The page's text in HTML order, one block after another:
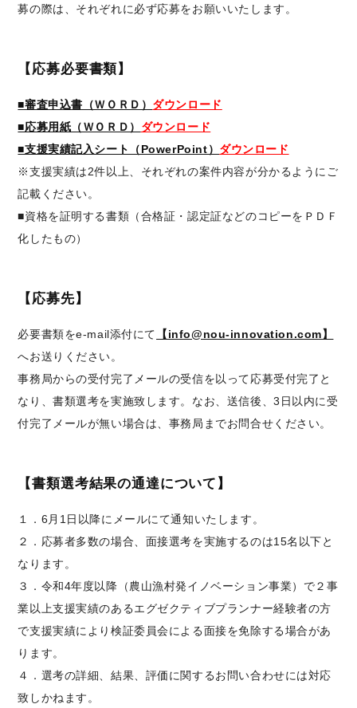
募の際は、それぞれに必ず応募をお願いいたします。
【応募必要書類】
■審査申込書（ＷＯＲＤ） ダウンロード
■応募用紙（ＷＯＲＤ） ダウンロード
■支援実績記入シート（PowerPoint） ダウンロード
※支援実績は2件以上、それぞれの案件内容が分かるようにご
記載ください。
■資格を証明する書類（合格証・認定証などのコピーをＰＤＦ
化したもの）
【応募先】
必要書類をe-mail添付にて
【info@nou-innovation.com】
へお送りください。
事務局からの受付完了メールの受信を以って応募受付完了と
なり、書類選考を実施致します。なお、送信後、3日以内に受
付完了メールが無い場合は、事務局までお問合せください。
【書類選考結果の通達について】
１．6月1日以降にメールにて通知いたします。
２．応募者多数の場合、面接選考を実施するのは15名以下と
なります。
３．令和4年度以降（農山漁村発イノベーション事業）で２事
業以上支援実績のあるエグゼクティブプランナー経験者の方
で支援実績により検証委員会による面接を免除する場合があ
ります。
４．選考の詳細、結果、評価に関するお問い合わせには対応
致しかねます。